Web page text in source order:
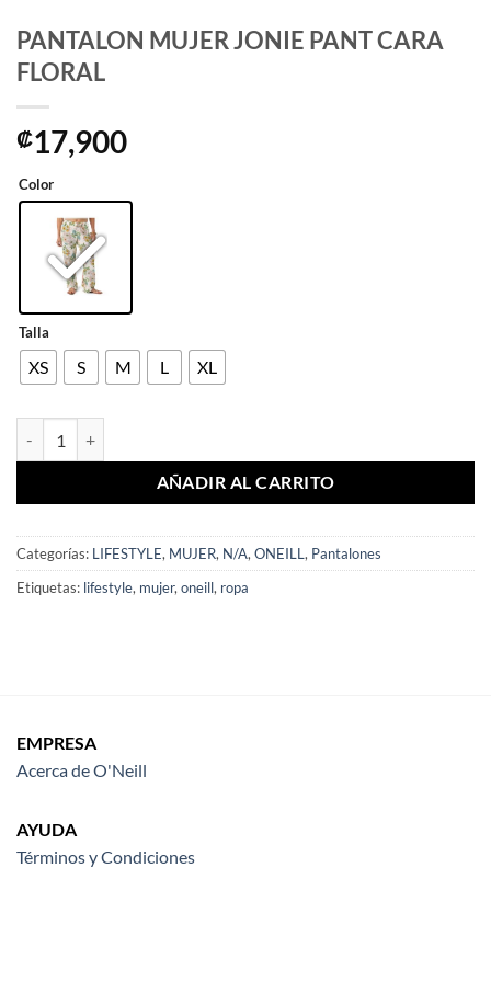
PANTALON MUJER JONIE PANT CARA
FLORAL
₡17,900
Color
Talla
XS S M L XL
AÑADIR AL CARRITO
Categorías: LIFESTYLE, MUJER, N/A, ONEILL , Pantalones
Etiquetas: lifestyle, mujer, oneill, ropa
EMPRESA
Acerca de O'Neill
AYUDA
Términos y Condiciones